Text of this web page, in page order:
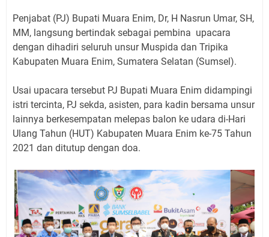
Penjabat (PJ) Bupati Muara Enim, Dr, H Nasrun Umar, SH,
MM, langsung bertindak sebagai pembina upacara
dengan dihadiri seluruh unsur Muspida dan Tripika
Kabupaten Muara Enim, Sumatera Selatan (Sumsel).
Usai upacara tersebut PJ Bupati Muara Enim didampingi
istri tercinta, PJ sekda, asisten, para kadin bersama unsur
lainnya berkesempatan melepas balon ke udara di-Hari
Ulang Tahun (HUT) Kabupaten Muara Enim ke-75 Tahun
2021 dan ditutup dengan doa.